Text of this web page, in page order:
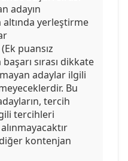
adayın
altında yerleştirme
puansız
sırası dikkate
adaylar ilgili
Bu
tercih
tercihleri
kontenjan